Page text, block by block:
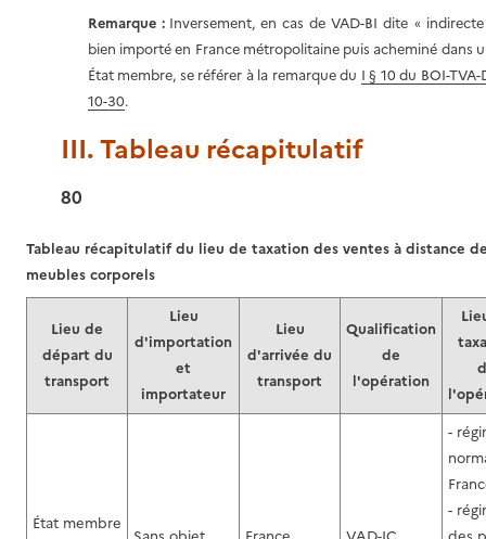
Remarque :Inversement, en cas de VAD-BI dite «
bien importé en France métropolitaine puis acheminé dans
État membre, se référer à la remarque du I § 10 du BOI-TVA-
10-30.
III. Tableau récapitulatif
80
Tableau récapitulatif du lieu de taxation des ventes à distance
meubles corporels
Lieu de
départ du
transport
Lieu
d'importation
et
importateur
Lieu
d'arrivée du
transport
Qualification
de
l'opération
État membre
-
-